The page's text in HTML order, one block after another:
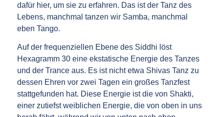
dafür hier, um sie zu erfahren. Das ist der Tanz des
Lebens, manchmal tanzen wir Samba, manchmal
eben Tango.
Auf der frequenziellen Ebene des Siddhi löst
Hexagramm 30 eine ekstatische Energie des Tanzes
und der Trance aus. Es ist nicht etwa Shivas Tanz zu
dessen Ehren vor zwei Tagen ein großes Tanzfest
stattgefunden hat. Diese Energie ist die von Shakti,
einer zutiefst weiblichen Energie, die von oben in uns